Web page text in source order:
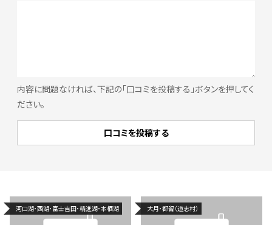
内容に問題なければ、下記の「口コミを投稿する」ボタンを押してく
ださい。
河口湖・西湖・富士吉田・精進湖・本栖湖 大月・都留（道志村）